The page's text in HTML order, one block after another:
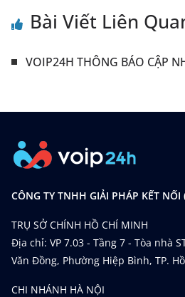
Bài Viết Liên
VOIP24H THÔNG BÁO CẬP
CÔNG TY TNHH GIẢI PHÁP KẾT NỐI
TRỤ SỞ CHÍNH HỒ CHÍ MINH
Địa chỉ: VP 7.03 - Tầng 7 - Tòa nhà
Văn Đồng, Phường Hiệp Bình, TP.
CHI NHÁNH HÀ NỘI